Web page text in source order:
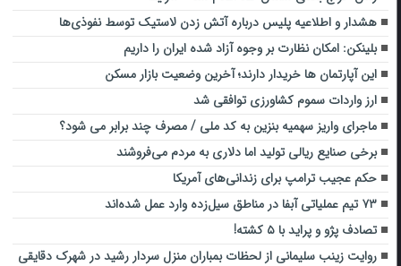
هشدار و اطلاعیه پلیس درباره آتش زدن لاستیک توسط نفوذی‌ها
بلینکن: امکان نظارت بر وجوه آزاد شده ایران را داریم
این آپارتمان ها خریدار دارند؛ آخرین وضعیت بازار مسکن
ارز واردات سموم کشاورزی توافقی شد
ماجرای واریز سهمیه بنزین به کد ملی / مصرف چند برابر می شود؟
برخی صنایع ریالی تولید اما دلاری به مردم می‌فروشند
حکم عجیب ترامپ برای زندانی‌های آمریکا
۷۳ تیم عملیاتی آبفا در مناطق سیل‌زده وارد عمل شده‌اند
تصادف پژو و پراید با ۵ کشته!
روایت زینب سلیمانی از لحظات بمباران منزل سردار رشید در شهرک دقایقی